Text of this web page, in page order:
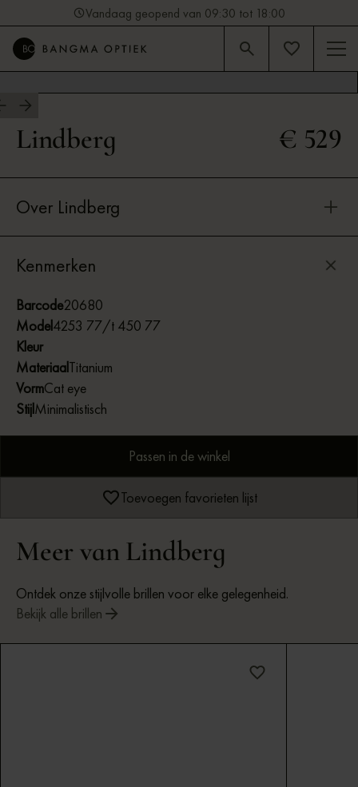
Vandaag geopend van 09:30 tot 18:00
4.9
Beoordeling op Google (92)
Lindberg € 529
Over Lindberg
Kenmerken
Barcode20680
Model4253 77/t 450 77
Kleur
MateriaalTitanium
VormCat eye
StijlMinimalistisch
Passen in de winkel
Toevoegen favorieten lijst
Meer van Lindberg
Ontdek onze stijlvolle brillen voor elke gelegenheid.
Bekijk alle brillen